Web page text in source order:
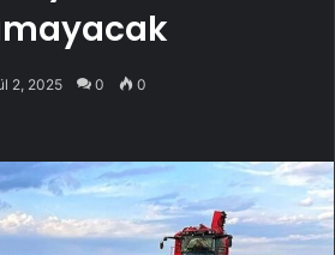
2, 2025 0 0